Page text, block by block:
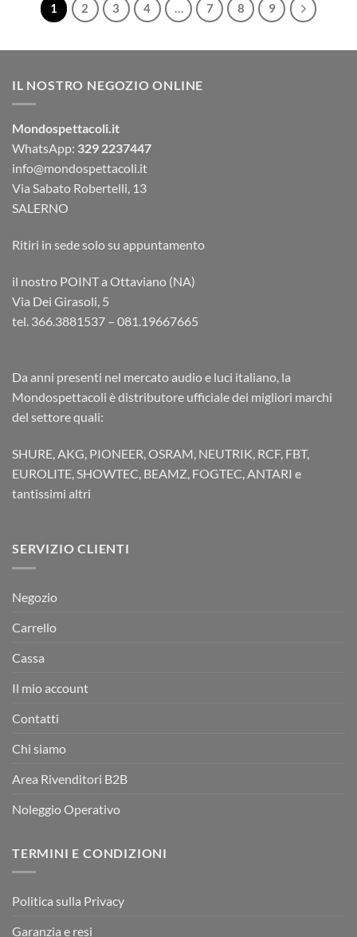
1 2 3 4 … 7 8 9
IL NOSTRO NEGOZIO ONLINE
Mondospettacoli.it
WhatsApp: 329 2237447
info@mondospettacoli.it
Via Sabato Robertelli, 13
SALERNO
Ritiri in sede solo su appuntamento
il nostro POINT a Ottaviano (NA)
Via Dei Girasoli, 5
tel. 366.3881537 – 081.19667665
Da anni presenti nel mercato audio e luci italiano, la
Mondospettacoli è distributore ufficiale dei migliori marchi
del settore quali:
SHURE, AKG, PIONEER, OSRAM, NEUTRIK, RCF, FBT,
EUROLITE, SHOWTEC, BEAMZ, FOGTEC, ANTARI e
tantissimi altri
SERVIZIO CLIENTI
Negozio
Carrello
Cassa
Il mio account
Contatti
Chi siamo
Area Rivenditori B2B
Noleggio Operativo
TERMINI E CONDIZIONI
Politica sulla Privacy
Garanzia e resi